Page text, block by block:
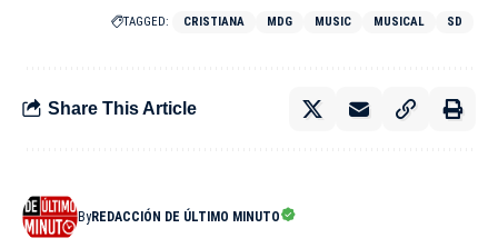
TAGGED: CRISTIANA MDG MUSIC MUSICAL SD
Share This Article
ByREDACCIÓN DE ÚLTIMO MINUTO